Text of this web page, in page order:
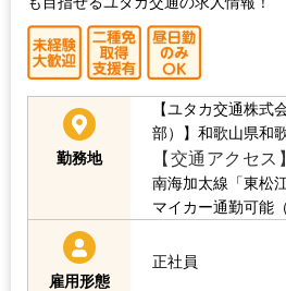
勤務地
【ユタカ交通株式
部）】和歌山県和
【交通アクセス】
南海加太線「東松
マイカー通勤可能
雇用形態
正社員